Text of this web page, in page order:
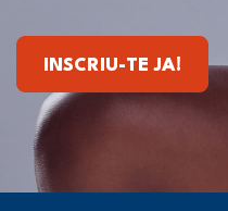
INSCRIU-TE JA!